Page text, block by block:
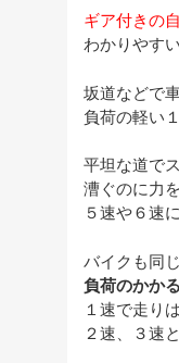
ギア付きの
わかりやす
坂道などで
負荷の軽い
平坦な道で
漕ぐのに力
５速や６速
バイクも同じ
負荷のかかる
１速で走り
２速、３速